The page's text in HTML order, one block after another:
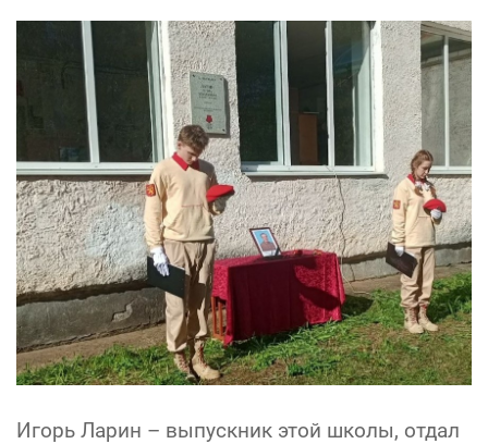
Игорь Ларин – выпускник этой школы, отдал